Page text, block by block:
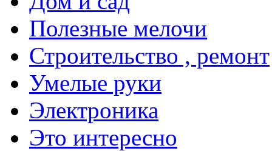
Полезные мелочи
Строительство , ремонт
Умелые руки
Электроника
Это интересно